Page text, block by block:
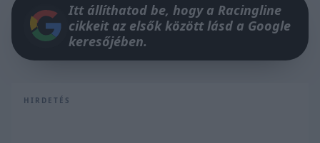
Itt állíthatod be, hogy a Racingline
cikkeit az elsők között lásd a Google
keresőjében.
HIRDETÉS